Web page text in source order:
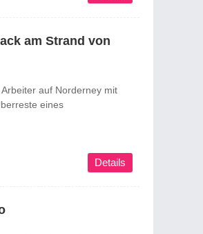
am Strand von
auf Norderney mit
eines
Details